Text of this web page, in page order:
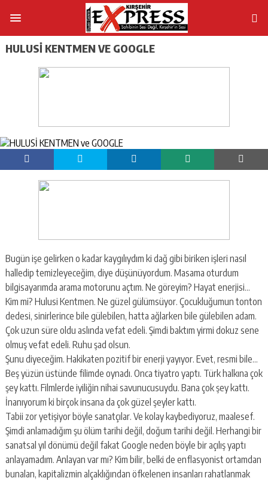
HULUSİ KENTMEN VE GOOGLE
Bugün işe gelirken o kadar kaygılıydım ki dağ gibi biriken işleri nasıl
halledip temizleyeceğim, diye düşünüyordum. Masama oturdum
bilgisayarımda arama motorunu açtım. Ne göreyim? Hayat enerjisi…
Kim mi? Hulusi Kentmen. Ne güzel gülümsüyor. Çocukluğumun tonton
dedesi, sinirlerince bile gülebilen, hatta ağlarken bile gülebilen adam.
Çok uzun süre oldu aslında vefat edeli. Şimdi baktım yirmi dokuz sene
olmuş vefat edeli. Ruhu şad olsun.
Şunu diyeceğim. Hakikaten pozitif bir enerji yayıyor. Evet, resmi bile…
Beş yüzün üstünde filimde oynadı. Onca tiyatro yaptı. Türk halkına çok
şey kattı. Filmlerde iyiliğin nihai savunucusuydu. Bana çok şey kattı.
İnanıyorum ki birçok insana da çok güzel şeyler kattı.
Tabii zor yetişiyor böyle sanatçılar. Ve kolay kaybediyoruz, maalesef.
Şimdi anlamadığım şu ölüm tarihi değil, doğum tarihi değil. Herhangi bir
sanatsal yıl dönümü değil fakat Google neden böyle bir açılış yaptı
anlayamadım. Anlayan var mı? Kim bilir, belki de enflasyonist ortamdan
bunalan, kapitalizmin alçaklığından öfkelenen insanları rahatlanmak